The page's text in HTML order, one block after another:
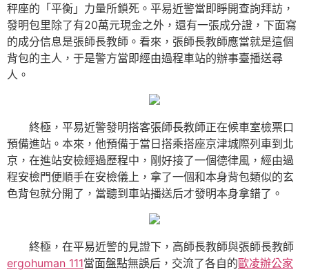
秤座的「平衡」力量所鎖死。平易近警當即睜開查詢拜訪，
發明包里除了有20萬元現金之外，還有一張成分證，下面寫
的成分信息是張師長教師。看來，張師長教師應當就是這個
背包的主人，于是警方當即經由過程車站的辦事臺播送尋
人。
終極，平易近警發明搭客張師長教師正在候車室檢票口
預備進站。本來，他預備于當日搭乘搭座京津城際列車到北
京，在進站安檢經過歷程中，剛好接了一個德律風，經由過
程安檢門便順手在安檢儀上，拿了一個和本身背包類似的玄
色背包就分開了，當聽到車站播送后才發明本身拿錯了。
終極，在平易近警的見證下，高師長教師與張師長教師
ergohuman 111當面盤點無誤后，交流了各自的歐凌辦公家